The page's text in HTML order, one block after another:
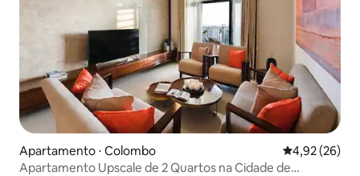
Apartamento ⋅ Colombo 4,92 de uma
4,92 (26)
Apartamento Upscale de 2 Quartos na Cidade de